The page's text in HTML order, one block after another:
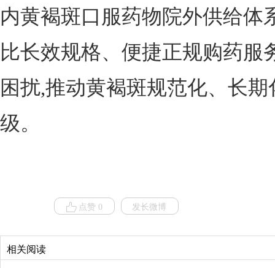
内黄褐斑口服药物院外供给体
比长效规格、便捷正规购药服
困扰,推动黄褐斑规范化、长
级。
点赞 0 发长微博
相关阅读